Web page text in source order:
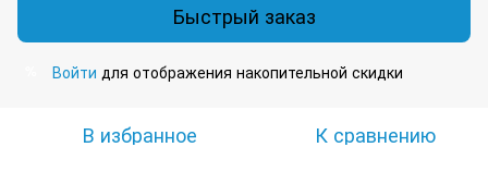
Быстрый заказ
Войти для отображения накопительной скидки
В избранное К сравнению